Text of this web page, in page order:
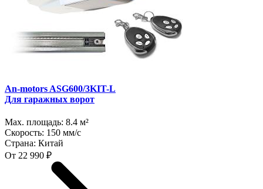
An-motors ASG600/3KIT-L
Для гаражных ворот
Max. площадь: 8.4 м²
Скорость: 150 мм/с
Страна: Китай
От 22 990 ₽